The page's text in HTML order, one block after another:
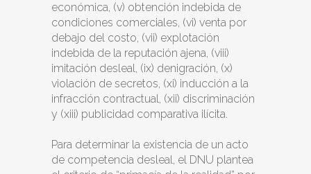
económica, (v) obtención indebida de
condiciones comerciales, (vi) venta por
debajo del costo, (vii) explotación
indebida de la reputación ajena, (viii)
imitación desleal, (ix) denigración, (x)
violación de secretos, (xi) inducción a la
infracción contractual, (xii) discriminación
y (xiii) publicidad comparativa ilícita.
Para determinar la existencia de un acto
de competencia desleal, el DNU plantea